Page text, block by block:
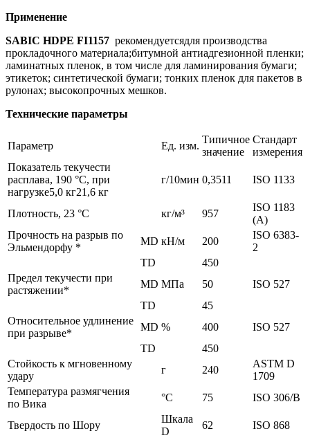
Применение
SABIC HDPE FI1157 рекомендуетсядля производства
прокладочного материала;битумной антиадгезионной пленки;
ламинатных пленок, в том числе для ламинирования бумаги;
этикеток; синтетической бумаги; тонких пленок для пакетов в
рулонах; высокопрочных мешков.
Технические параметры
Параметр Ед. изм.
Типичное
значение
Стандарт
измерения
Показатель текучести
расплава, 190 °C, при
нагрузке5,0 кг21,6 кг
г/10мин 0,3511 ISO 1133
Плотность, 23 °C кг/м³ 957
ISO 1183
(А)
Прочность на разрыв по
Эльмендорфу *
MD кН/м 200
ISO 6383-
2
TD
450
Предел текучести при
растяжении*
MD МПа 50
ISO 527
TD
45
Относительное удлинение
при разрыве*
MD % 400
ISO 527
TD
450
Стойкость к мгновенному
удару
г 240
ASTM D
1709
Температура размягчения
по Вика
°C 75 ISO 306/B
Твердость по Шору
Шкала
D
62 ISO 868